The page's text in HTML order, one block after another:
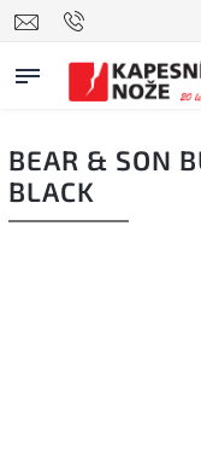
BEAR & SON
BLACK